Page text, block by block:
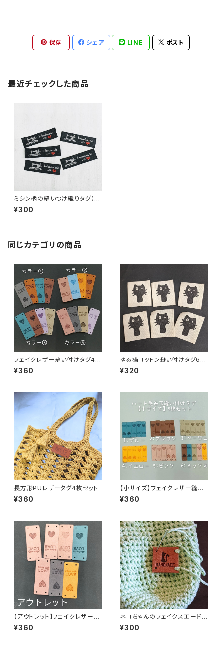
保存 シェア LINE ポスト
最近チェックした商品
ミシン柄の縫いつけ織りタグ（5
枚セット）
¥300
同じカテゴリの商品
フェイクレザー縫い付けタグ4枚
セット「Made with LOVE」＆ハ
ート毛糸玉
¥360
ゆる猫コットン縫い付けタグ6枚
セット
¥320
長方形PUレザータグ4枚セット
¥360
【小サイズ】フェイクレザー縫い
付けタグ5枚セット「Made with
LOVE」＆ハート毛糸玉
¥360
【アウトレット】フェイクレザー縫
い付けタグセット「Made with L
OVE」＆ハート毛糸玉
¥360
ネコちゃんのフェイクスエード縫
い付けタグ4枚セット
¥300